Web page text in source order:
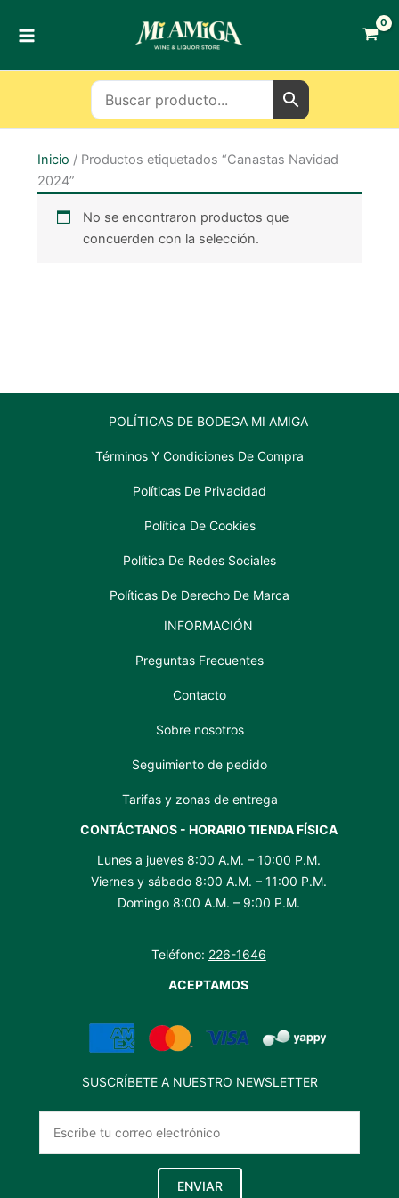
Inicio / Productos etiquetados “Canastas Navidad
2024”
No se encontraron productos que
concuerden con la selección.
POLÍTICAS DE BODEGA MI AMIGA
Términos Y Condiciones De Compra
Políticas De Privacidad
Política De Cookies
Política De Redes Sociales
Políticas De Derecho De Marca
INFORMACIÓN
Preguntas Frecuentes
Contacto
Sobre nosotros
Seguimiento de pedido
Tarifas y zonas de entrega
CONTÁCTANOS - HORARIO TIENDA FÍSICA
Lunes a jueves 8:00 A.M. – 10:00 P.M.
Viernes y sábado 8:00 A.M. – 11:00 P.M.
Domingo 8:00 A.M. – 9:00 P.M.
Teléfono: 226-1646
ACEPTAMOS
SUSCRÍBETE A NUESTRO NEWSLETTER
ENVIAR